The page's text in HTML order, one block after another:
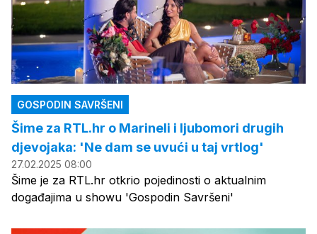
GOSPODIN SAVRŠENI
Šime za RTL.hr o Marineli i ljubomori drugih
djevojaka: 'Ne dam se uvući u taj vrtlog'
27.02.2025 08:00
Šime je za RTL.hr otkrio pojedinosti o aktualnim
događajima u showu 'Gospodin Savršeni'